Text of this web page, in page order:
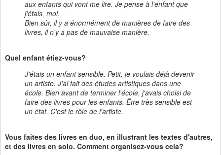
aux enfants qui vont me lire. Je pense à l'enfant que
j'étais, moi.
Bien sûr, il y a énormément de manières de faire des
livres, il n'y a pas de mauvaise manière.
Quel enfant étiez-vous?
J'étais un enfant sensible. Petit, je voulais déjà devenir
un artiste. J'ai fait des études artistiques dans une
école. Bien avant de terminer l'école, j'avais choisi de
faire des livres pour les enfants. Être très sensible est
un état. C'est le rôle de l'artiste.
Vous faites des livres en duo, en illustrant les textes d'autres,
et des livres en solo. Comment organisez-vous cela?